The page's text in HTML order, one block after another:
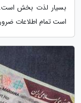
بسیار لذت بخش است.
است تمام اطلاعات